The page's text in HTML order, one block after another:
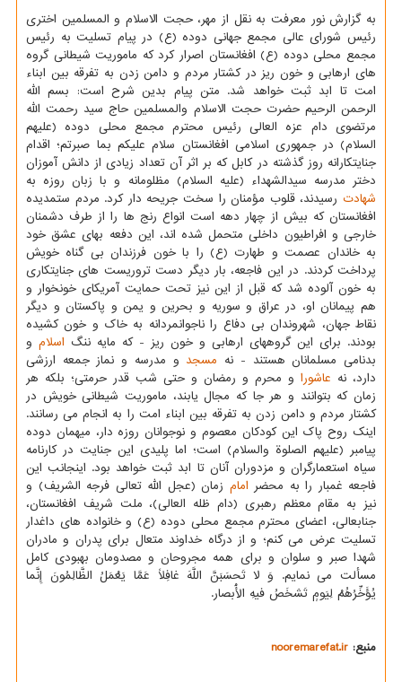
به گزارش نور معرفت به نقل از مهر، حجت الاسلام و المسلمین اختری
رئیس شورای عالی مجمع جهانی دوده (ع) در پیام تسلیت به رئیس
مجمع محلی دوده (ع) افغانستان اصرار کرد که ماموریت شیطانی گروه
های ارهابی و خون ریز در کشتار مردم و دامن زدن به تفرقه بین ابناء
امت تا ابد ثبت خواهد شد. متن پیام بدین شرح است: بسم الله
الرحمن الرحیم حضرت حجت الاسلام والمسلمین حاج سید رحمت الله
مرتضوی دام عزه العالی رئیس محترم مجمع محلی دوده (علیهم
السلام) در جمهوری اسلامی افغانستان سلام علیکم بما صبرتم؛ اقدام
جنایتکارانه روز گذشته در کابل که بر اثر آن تعداد زیادی از دانش آموزان
دختر مدرسه سیدالشهداء (علیه السلام) مظلومانه و با زبان روزه به
شهادت رسیدند، قلوب مؤمنان را سخت جریحه دار کرد. مردم ستمدیده
افغانستان که بیش از چهار دهه است انواع رنج ها را از طرف دشمنان
خارجی و افراطیون داخلی متحمل شده اند، این دفعه بهای عشق خود
به خاندان عصمت و طهارت (ع) را با خون فرزندان بی گناه خویش
پرداخت کردند. در این فاجعه، بار دیگر دست تروریست های جنایتکاری
به خون آلوده شد که قبل از این نیز تحت حمایت آمریکای خونخوار و
هم پیمانان او، در عراق و سوریه و بحرین و یمن و پاکستان و دیگر
نقاط جهان، شهروندان بی دفاع را ناجوانمردانه به خاک و خون کشیده
بودند. برای این گروههای ارهابی و خون ریز - که مایه ننگ اسلام و
بدنامی مسلمانان هستند - نه مسجد و مدرسه و نماز جمعه ارزشی
دارد، نه عاشورا و محرم و رمضان و حتی شب قدر حرمتی؛ بلکه هر
زمان که بتوانند و هر جا که مجال یابند، ماموریت شیطانی خویش در
کشتار مردم و دامن زدن به تفرقه بین ابناء امت را به انجام می رسانند.
اینک روح پاک این کودکان معصوم و نوجوانان روزه دار، میهمان دوده
پیامبر (علیهم الصلوة والسلام) است؛ اما پلیدی این جنایت در کارنامه
سیاه استعمارگران و مزدوران آنان تا ابد ثبت خواهد بود. اینجانب این
فاجعه غمبار را به محضر امام زمان (عجل الله تعالی فرجه الشریف) و
نیز به مقام معظم رهبری (دام ظله العالی)، ملت شریف افغانستان،
جنابعالی، اعضای محترم مجمع محلی دوده (ع) و خانواده های داغدار
تسلیت عرض می کنم؛ و از درگاه خداوند متعال برای پدران و مادران
شهدا صبر و سلوان و برای همه مجروحان و مصدومان بهبودی کامل
مسألت می نمایم. وَ لا تَحسَبَنَّ اللَّهَ غافِلاً عَمَّا یَعْمَلُ الظَّالِمُونَ‏ إِنَّما
یُؤَخِّرُهُمْ لِیَومٍ تَشخَصُ فیهِ الْأَبصار.
منبع: nooremarefat.ir